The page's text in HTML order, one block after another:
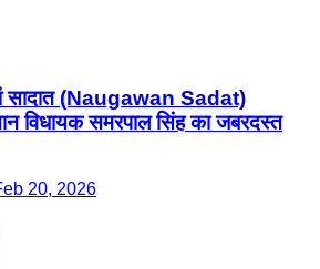
सादात (Naugawan Sadat)
विधायक समरपाल सिंह का जबरदस्त
20, 2026